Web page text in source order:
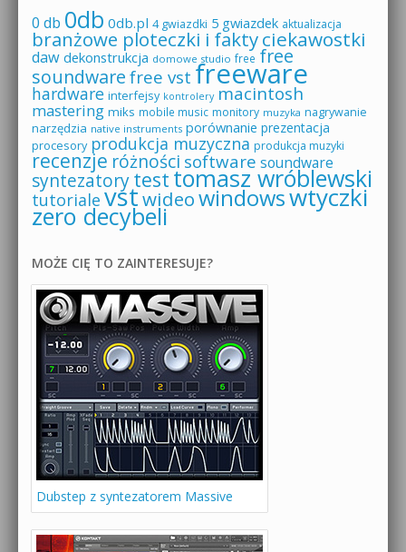
0 db 0db 0db.pl 4 gwiazdki 5 gwiazdek aktualizacja
branżowe ploteczki i faktyciekawostki
daw dekonstrukcja domowe studio free free
soundware free vst freeware
hardware interfejsy kontrolery macintosh
mastering miks mobile music monitory muzyka nagrywanie
narzędzia native instruments porównanie prezentacja
procesory produkcja muzyczna produkcja muzyki
recenzje różności software soundware
syntezatorytesttomasz wróblewski
tutoriale vstwideowindowswtyczki
zero decybeli
MOŻE CIĘ TO ZAINTERESUJE?
Dubstep z syntezatorem Massive